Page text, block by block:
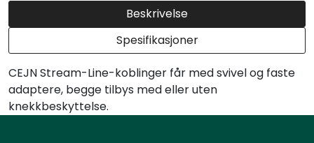
Beskrivelse
Spesifikasjoner
CEJN Stream-Line-koblinger får med svivel og faste
adaptere, begge tilbys med eller uten
knekkbeskyttelse.